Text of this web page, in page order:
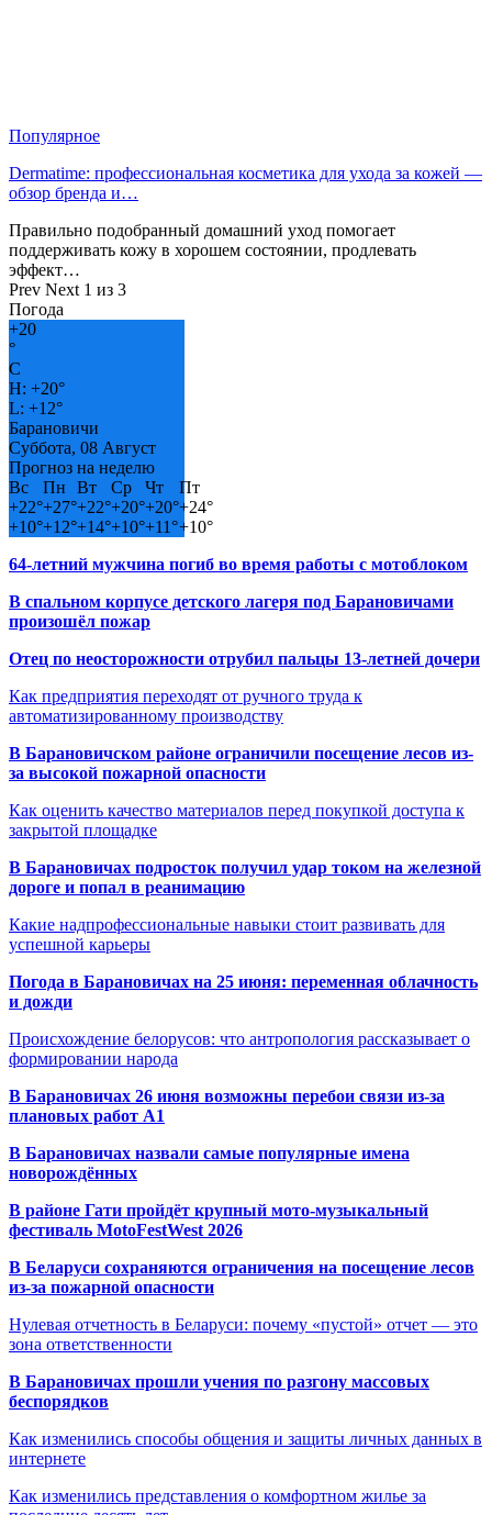
Популярное
Dermatime: профессиональная косметика для ухода за кожей —
обзор бренда и…
Правильно подобранный домашний уход помогает
поддерживать кожу в хорошем состоянии, продлевать
эффект…
Prev Next 1 из 3
Погода
+20
°
C
H: +20°
L: +12°
Барановичи
Суббота, 08 Август
Прогноз на неделю
Вс
Пн Вт Ср Чт
Пт
+22°+27°+22°+20°+20°+24°
+10°+12°+14°+10°+11°+10°
64-летний мужчина погиб во время работы с мотоблоком
В спальном корпусе детского лагеря под Барановичами
произошёл пожар
Отец по неосторожности отрубил пальцы 13-летней дочери
Как предприятия переходят от ручного труда к
автоматизированному производству
В Барановичском районе ограничили посещение лесов из-
за высокой пожарной опасности
Как оценить качество материалов перед покупкой доступа к
закрытой площадке
В Барановичах подросток получил удар током на железной
дороге и попал в реанимацию
Какие надпрофессиональные навыки стоит развивать для
успешной карьеры
Погода в Барановичах на 25 июня: переменная облачность
и дожди
Происхождение белорусов: что антропология рассказывает о
формировании народа
В Барановичах 26 июня возможны перебои связи из-за
плановых работ A1
В Барановичах назвали самые популярные имена
новорождённых
В районе Гати пройдёт крупный мото-музыкальный
фестиваль MotoFestWest 2026
В Беларуси сохраняются ограничения на посещение лесов
из-за пожарной опасности
Нулевая отчетность в Беларуси: почему «пустой» отчет — это
зона ответственности
В Барановичах прошли учения по разгону массовых
беспорядков
Как изменились способы общения и защиты личных данных в
интернете
Как изменились представления о комфортном жилье за